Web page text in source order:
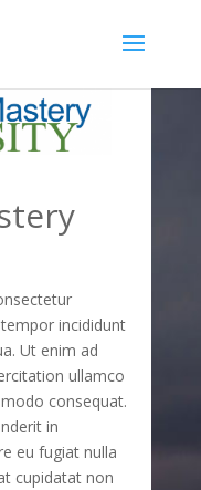
incididunt
Ut enim ad
ullamco
consequat.
in
eu fugiat nulla
cupidatat non